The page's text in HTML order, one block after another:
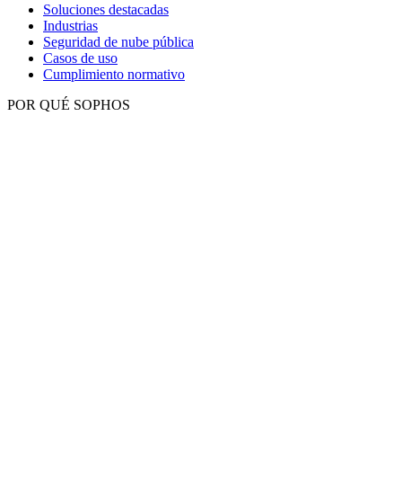
Soluciones destacadas
Industrias
Seguridad de nube pública
Casos de uso
Cumplimiento normativo
POR QUÉ SOPHOS